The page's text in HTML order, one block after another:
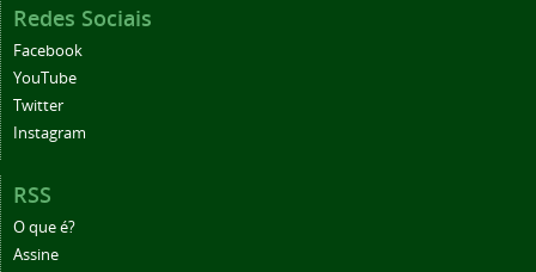
Redes Sociais
Facebook
YouTube
Twitter
Instagram
RSS
O que é?
Assine